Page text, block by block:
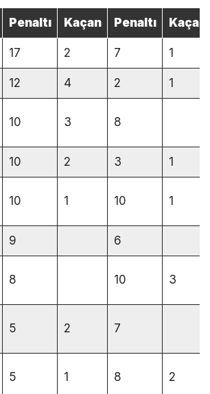
Penaltı Kaçan Penaltı Kaçan
17 2 7 1
12 4 2 1
10 3 8
10 2 3 1
10 1 10 1
9 6
8 10 3
5 2 7
5 1 8 2